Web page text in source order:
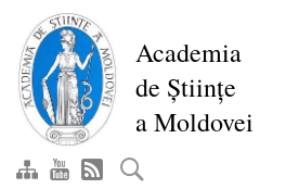
Перейти
основному
содержанию
Academia
de Științe
a Moldovei